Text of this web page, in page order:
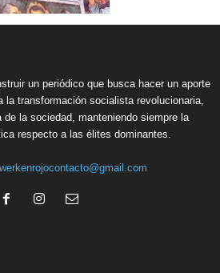
un periódico que busca hacer un aporte
la transformación socialista revolucionaria,
la sociedad, manteniendo siempre la
respecto a las élites dominantes.
werkenrojocontacto@gmail.com